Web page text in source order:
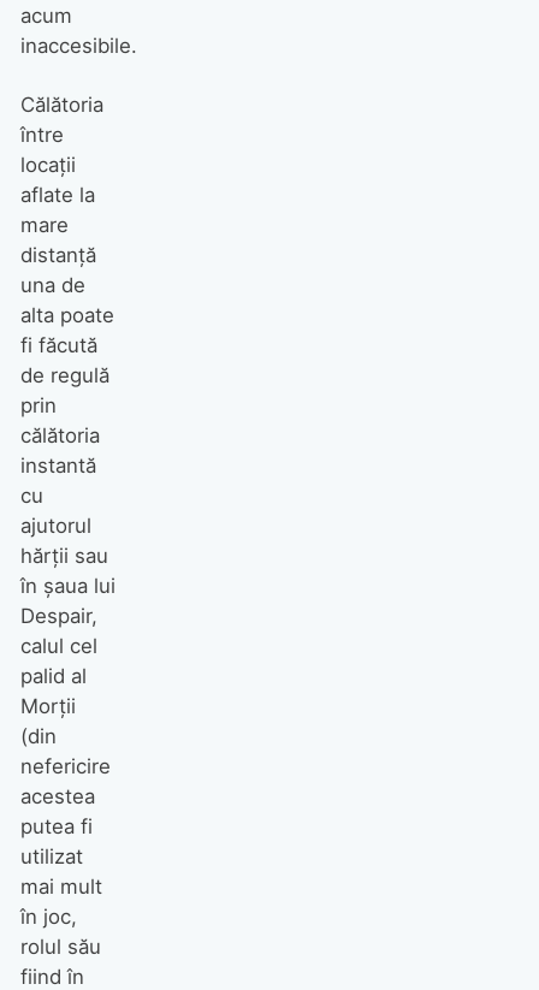
acum
inaccesibile.
Călătoria
între
locații
aflate la
mare
distanță
una de
alta poate
fi făcută
de regulă
prin
călătoria
instantă
cu
ajutorul
hărții sau
în șaua lui
Despair,
calul cel
palid al
Morţii
(din
nefericire
acestea
putea fi
utilizat
mai mult
în joc,
rolul său
fiind în